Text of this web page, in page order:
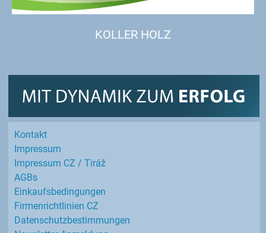
KOLLER HOLZ
Kontakt
Impressum
Impressum CZ / Tiráž
AGBs
Einkaufs­bedingungen
Firmenrichtlinien CZ
Datenschutz­bestimmungen